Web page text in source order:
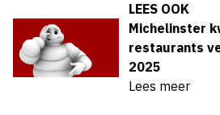
LEES OOK
Michelinster
restaurants
2025
Lees meer